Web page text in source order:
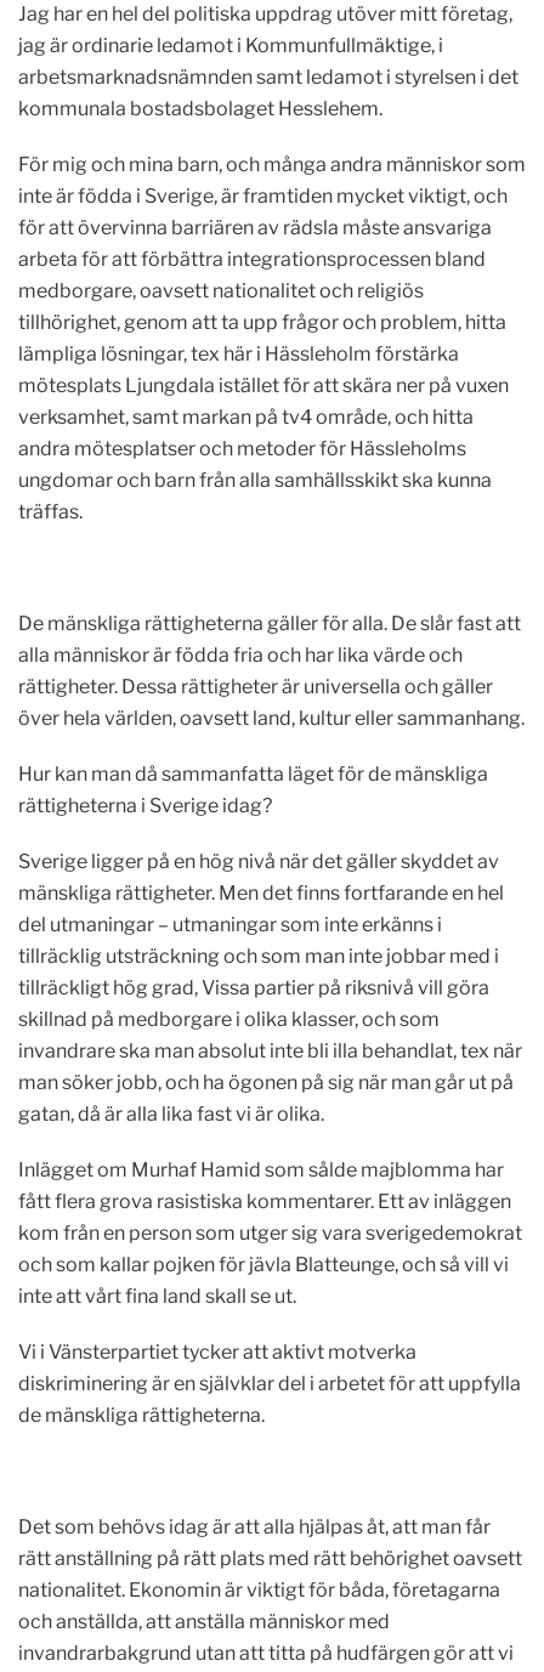
Jag har en hel del politiska uppdrag utöver mitt företag,
jag är ordinarie ledamot i Kommunfullmäktige, i
arbetsmarknadsnämnden samt ledamot i styrelsen i det
kommunala bostadsbolaget Hesslehem.
För mig och mina barn, och många andra människor som
inte är födda i Sverige, är framtiden mycket viktigt, och
för att övervinna barriären av rädsla måste ansvariga
arbeta för att förbättra integrationsprocessen bland
medborgare, oavsett nationalitet och religiös
tillhörighet, genom att ta upp frågor och problem, hitta
lämpliga lösningar, tex här i Hässleholm förstärka
mötesplats Ljungdala istället för att skära ner på vuxen
verksamhet, samt markan på tv4 område, och hitta
andra mötesplatser och metoder för Hässleholms
ungdomar och barn från alla samhällsskikt ska kunna
träffas.
De mänskliga rättigheterna gäller för alla. De slår fast att
alla människor är födda fria och har lika värde och
rättigheter. Dessa rättigheter är universella och gäller
över hela världen, oavsett land, kultur eller sammanhang.
Hur kan man då sammanfatta läget för de mänskliga
rättigheterna i Sverige idag?
Sverige ligger på en hög nivå när det gäller skyddet av
mänskliga rättigheter. Men det finns fortfarande en hel
del utmaningar – utmaningar som inte erkänns i
tillräcklig utsträckning och som man inte jobbar med i
tillräckligt hög grad, Vissa partier på riksnivå vill göra
skillnad på medborgare i olika klasser, och som
invandrare ska man absolut inte bli illa behandlat, tex när
man söker jobb, och ha ögonen på sig när man går ut på
gatan, då är alla lika fast vi är olika.
Inlägget om Murhaf Hamid som sålde majblomma har
fått flera grova rasistiska kommentarer. Ett av inläggen
kom från en person som utger sig vara sverigedemokrat
och som kallar pojken för jävla Blatteunge, och så vill vi
inte att vårt fina land skall se ut.
Vi i Vänsterpartiet tycker att aktivt motverka
diskriminering är en självklar del i arbetet för att uppfylla
de mänskliga rättigheterna.
Det som behövs idag är att alla hjälpas åt, att man får
rätt anställning på rätt plats med rätt behörighet oavsett
nationalitet. Ekonomin är viktigt för båda, företagarna
och anställda, att anställa människor med
invandrarbakgrund utan att titta på hudfärgen gör att vi